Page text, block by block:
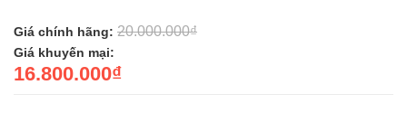
Giá chính hãng: 20.000.000₫
Giá khuyến mại:
16.800.000₫